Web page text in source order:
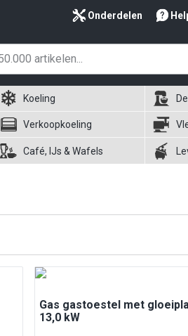
Onderdelen
Koeling
Verkoopkoeling
Café, IJs & Wafels
Gas gastoestel met
13,0 kW